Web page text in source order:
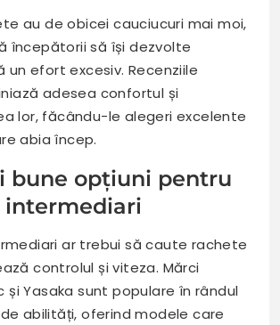
au de obicei cauciucuri mai moi,
începătorii să își dezvolte
un efort excesiv. Recenziile
adesea confortul și
lor, făcându-le alegeri excelente
abia încep.
bune opțiuni pentru
ar trebui să caute rachete
controlul și viteza. Mărci
și Yasaka sunt populare în rândul
abilități, oferind modele care